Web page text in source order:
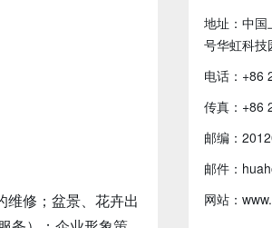
维修；盆景、花卉出
地址：中国
号华虹科技
电话：+86
传真：+86
邮编：
邮件：
网站：